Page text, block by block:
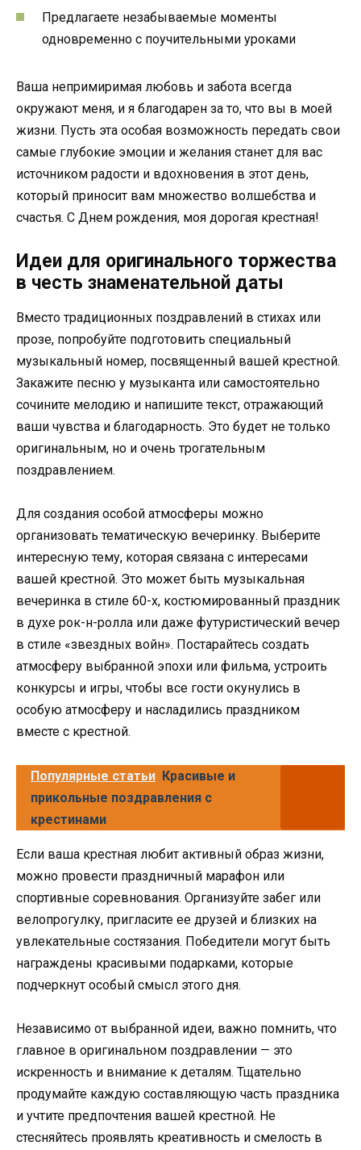
Предлагаете незабываемые моменты
одновременно с поучительными уроками
Ваша непримиримая любовь и забота всегда
окружают меня, и я благодарен за то, что вы в моей
жизни. Пусть эта особая возможность передать свои
самые глубокие эмоции и желания станет для вас
источником радости и вдохновения в этот день,
который приносит вам множество волшебства и
счастья. С Днем рождения, моя дорогая крестная!
Идеи для оригинального торжества
в честь знаменательной даты
Вместо традиционных поздравлений в стихах или
прозе, попробуйте подготовить специальный
музыкальный номер, посвященный вашей крестной.
Закажите песню у музыканта или самостоятельно
сочините мелодию и напишите текст, отражающий
ваши чувства и благодарность. Это будет не только
оригинальным, но и очень трогательным
поздравлением.
Для создания особой атмосферы можно
организовать тематическую вечеринку. Выберите
интересную тему, которая связана с интересами
вашей крестной. Это может быть музыкальная
вечеринка в стиле 60-х, костюмированный праздник
в духе рок-н-ролла или даже футуристический вечер
в стиле «звездных войн». Постарайтесь создать
атмосферу выбранной эпохи или фильма, устроить
конкурсы и игры, чтобы все гости окунулись в
особую атмосферу и насладились праздником
вместе с крестной.
Популярные статьи Красивые и
прикольные поздравления с
крестинами
Если ваша крестная любит активный образ жизни,
можно провести праздничный марафон или
спортивные соревнования. Организуйте забег или
велопрогулку, пригласите ее друзей и близких на
увлекательные состязания. Победители могут быть
награждены красивыми подарками, которые
подчеркнут особый смысл этого дня.
Независимо от выбранной идеи, важно помнить, что
главное в оригинальном поздравлении — это
искренность и внимание к деталям. Тщательно
продумайте каждую составляющую часть праздника
и учтите предпочтения вашей крестной. Не
стесняйтесь проявлять креативность и смелость в